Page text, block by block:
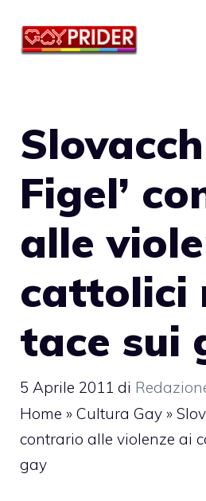
Figel’
alle
cattolici
tace sui
5 Aprile 2011 di
Home » Cultura Gay »
contrario alle violenze ai
gay